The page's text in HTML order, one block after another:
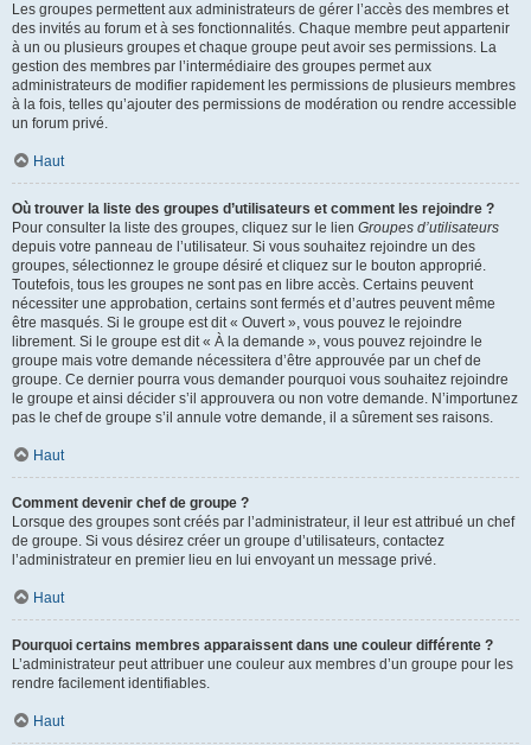
Les groupes permettent aux administrateurs de gérer l’accès des membres et
des invités au forum et à ses fonctionnalités. Chaque membre peut appartenir
à un ou plusieurs groupes et chaque groupe peut avoir ses permissions. La
gestion des membres par l’intermédiaire des groupes permet aux
administrateurs de modifier rapidement les permissions de plusieurs membres
à la fois, telles qu’ajouter des permissions de modération ou rendre accessible
un forum privé.
Haut
Où trouver la liste des groupes d’utilisateurs et comment les rejoindre ?
Pour consulter la liste des groupes, cliquez sur le lien Groupes d’utilisateurs
depuis votre panneau de l’utilisateur. Si vous souhaitez rejoindre un des
groupes, sélectionnez le groupe désiré et cliquez sur le bouton approprié.
Toutefois, tous les groupes ne sont pas en libre accès. Certains peuvent
nécessiter une approbation, certains sont fermés et d’autres peuvent même
être masqués. Si le groupe est dit « Ouvert », vous pouvez le rejoindre
librement. Si le groupe est dit « À la demande », vous pouvez rejoindre le
groupe mais votre demande nécessitera d’être approuvée par un chef de
groupe. Ce dernier pourra vous demander pourquoi vous souhaitez rejoindre
le groupe et ainsi décider s’il approuvera ou non votre demande. N’importunez
pas le chef de groupe s’il annule votre demande, il a sûrement ses raisons.
Haut
Comment devenir chef de groupe ?
Lorsque des groupes sont créés par l’administrateur, il leur est attribué un chef
de groupe. Si vous désirez créer un groupe d’utilisateurs, contactez
l’administrateur en premier lieu en lui envoyant un message privé.
Haut
Pourquoi certains membres apparaissent dans une couleur différente ?
L’administrateur peut attribuer une couleur aux membres d’un groupe pour les
rendre facilement identifiables.
Haut